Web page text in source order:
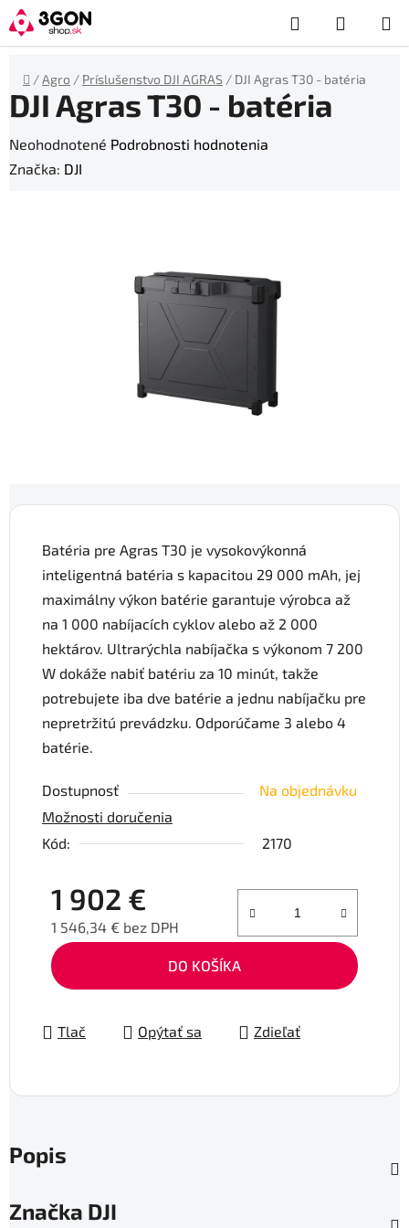
Prejsť
na
obsah
Hľadať
KOŠÍK
Domov
/Agro / Príslušenstvo DJI AGRAS / DJI Agras T30 - batéria
Batéria pre Agras T30 je vysokovýkonná
inteligentná batéria s kapacitou 29 000 mAh, jej
maximálny výkon batérie garantuje výrobca až
na 1 000 nabíjacích cyklov alebo až 2 000
hektárov. Ultrarýchla nabíjačka s výkonom 7 200
W dokáže nabiť batériu za 10 minút, takže
potrebujete iba dve batérie a jednu nabíjačku pre
nepretržitú prevádzku. Odporúčame 3 alebo 4
batérie.
Dostupnosť
Na objednávku
Možnosti doručenia
Kód:
2170
1 902 €
1 546,34 € bez DPH
Jednotková cena:
DO KOŠÍKA
Tlač Opýtať sa Zdieľať
DJI Agras T30 - batéria
Priemerné
hodnotenie
Neohodnotené Podrobnosti hodnotenia
Značka: DJI
Popis
Značka DJI